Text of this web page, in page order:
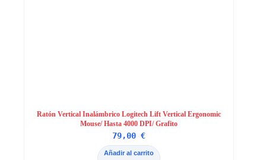
Ratón Vertical Inalámbrico Logitech Lift Vertical Ergonomic
Mouse/ Hasta 4000 DPI/ Grafito
79,00€
Añadir al carrito